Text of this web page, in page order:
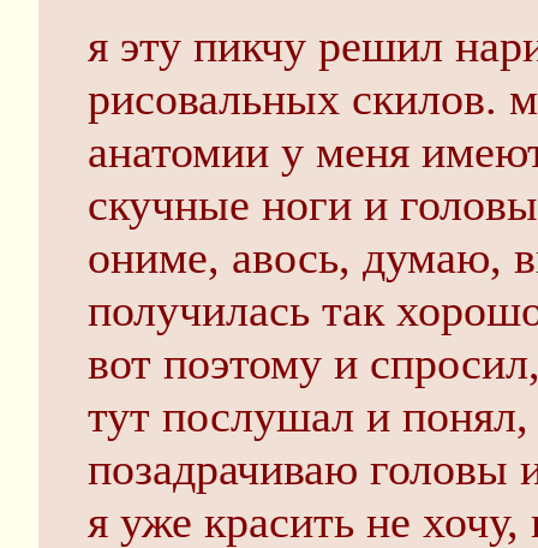
я эту пикчу решил
рисовальных скилов.
анатомии у меня
скучные ноги и
ониме, авось, думаю,
получилась так
вот поэтому и
тут послушал и
позадрачиваю головы
я уже красить не